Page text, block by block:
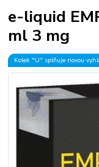
e-liquid
ml 3 mg
Kolek "U" splňuje novou